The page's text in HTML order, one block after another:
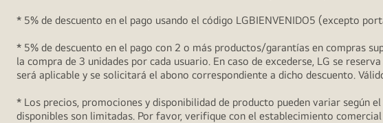
* 5% de descuento en el pago usando el código LGBIENVENIDO5 (excepto
* 5% de descuento en el pago con 2 o más productos/garantías en compras
la compra de 3 unidades por cada usuario. En caso de excederse, LG se
será aplicable y se solicitará el abono correspondiente a dicho descuento.
* Los precios, promociones y disponibilidad de producto pueden variar según
disponibles son limitadas. Por favor, verifique con el establecimiento